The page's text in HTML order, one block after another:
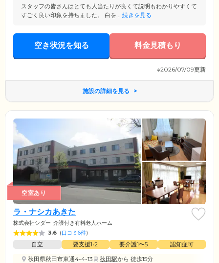
スタッフの皆さんはとても人当たりが良くて説明もわかりやすくて
すごく良い印象を持ちました。 白を... 続きを見る
空き状況を知る 料金見積もり
※2026/07/09更新
施設の詳細を見る
空室あり
ラ・ナシカあきた
株式会社シダー 介護付き有料老人ホーム
3.6 (口コミ6件)
自立 要支援1•2 要介護1〜5
認知症可
秋田県秋田市東通4-4-13
秋田駅から 徒歩15分